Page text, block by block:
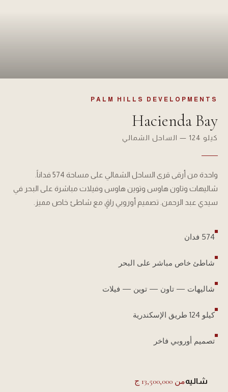
PALM HILLS DEVELOPMENTS
Hacienda Bay
كيلو 124 — الساحل الشمالي
واحدة من أرقى قرى الساحل الشمالي على مساحة 574 فداناً.
شاليهات وتاون هاوس وتوين هاوس وفيلات مباشرة على البحر في
سيدي عبد الرحمن. تصميم أوروبي راقٍ مع شاطئ خاص مميز.
574 فدان
شاطئ خاص مباشر على البحر
شاليهات — تاون — توين — فيلات
كيلو 124 طريق الإسكندرية
تصميم أوروبي فاخر
شاليهمن 13,500,000 ج